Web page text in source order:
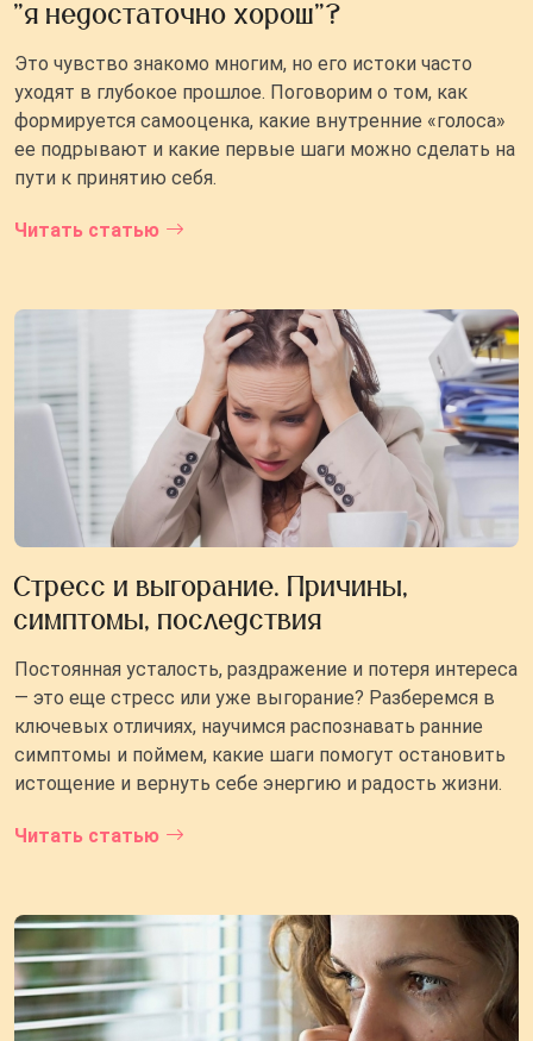
"я недостаточно хорош"?
Это чувство знакомо многим, но его истоки часто
уходят в глубокое прошлое. Поговорим о том, как
формируется самооценка, какие внутренние «голоса»
ее подрывают и какие первые шаги можно сделать на
пути к принятию себя.
Читать статью
Стресс и выгорание. Причины,
симптомы, последствия
Постоянная усталость, раздражение и потеря интереса
— это еще стресс или уже выгорание? Разберемся в
ключевых отличиях, научимся распознавать ранние
симптомы и поймем, какие шаги помогут остановить
истощение и вернуть себе энергию и радость жизни.
Читать статью